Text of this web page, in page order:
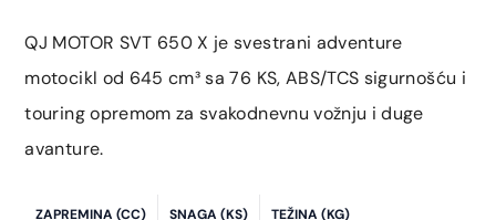
QJ MOTOR SVT 650 X je svestrani adventure
motocikl od 645 cm³ sa 76 KS, ABS/TCS sigurnošću i
touring opremom za svakodnevnu vožnju i duge
avanture.
ZAPREMINA (CC) SNAGA (KS) TEŽINA (KG)